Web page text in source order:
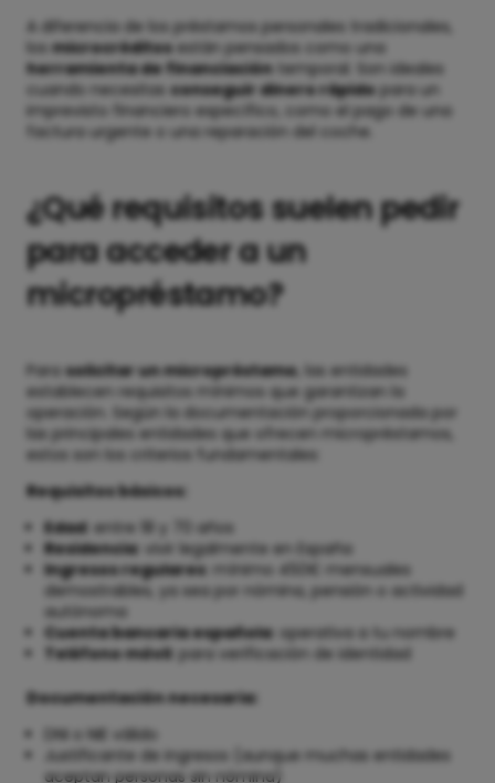
A diferencia de los préstamos personales tradicionales,
los microcréditos están pensados como una
herramienta de financiación temporal. Son ideales
cuando necesitas conseguir dinero rápidopara un
imprevisto financiero específico, como el pago de una
factura urgente o una reparación del coche.
¿Qué requisitos suelen pedir
para acceder a un
micropréstamo?
Para solicitar un micropréstamo , las entidades
establecen requisitos mínimos que garantizan la
operación. Según la documentación proporcionada por
las principales entidades que ofrecen micropréstamos,
estos son los criterios fundamentales:
Requisitos básicos:
Edad: entre 18 y 70 años
Residencia: vivir legalmente en España
Ingresos regulares: mínimo 450€ mensuales
demostrables, ya sea por nómina, pensión o actividad
autónoma
Cuenta bancaria española: operativa a tu nombre
Teléfono móvil: para verificación de identidad
Documentación necesaria:
DNI o NIE válido
Justificante de ingresos (aunque muchas entidades
aceptan personas sin nómina)